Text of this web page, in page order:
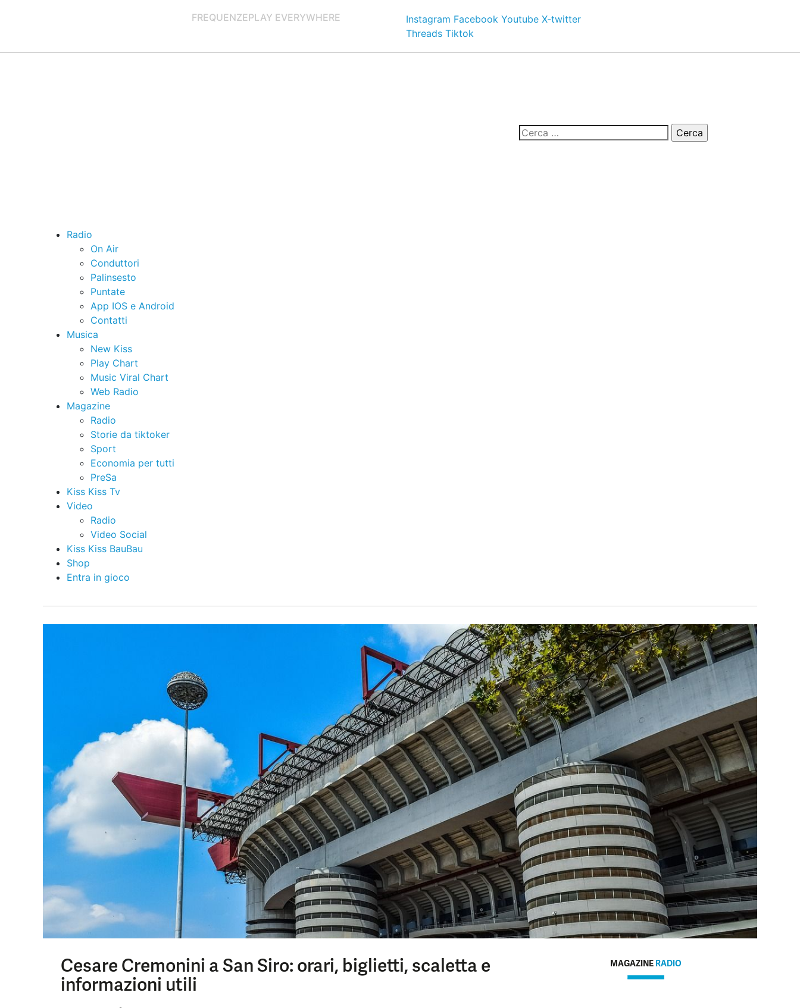
FREQUENZEPLAY EVERYWHERE Instagram Facebook Youtube X-twitter
Threads Tiktok
Radio
On Air
Conduttori
Palinsesto
Puntate
App IOS e Android
Contatti
Musica
New Kiss
Play Chart
Music Viral Chart
Web Radio
Magazine
Radio
Storie da tiktoker
Sport
Economia per tutti
PreSa
Kiss Kiss Tv
Video
Radio
Video Social
Kiss Kiss BauBau
Shop
Entra in gioco
Cesare Cremonini a San Siro: orari, biglietti, scaletta e
informazioni utili
MAGAZINE RADIO